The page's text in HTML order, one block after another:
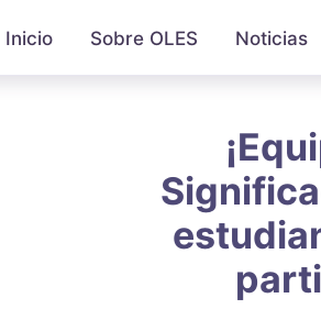
Inicio Sobre OLES Noticias